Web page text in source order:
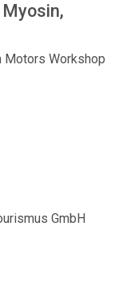
Motors Workshop
GmbH